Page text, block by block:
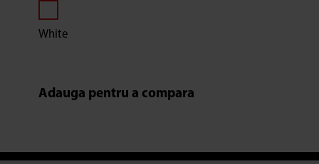
White
Adauga pentru a compara